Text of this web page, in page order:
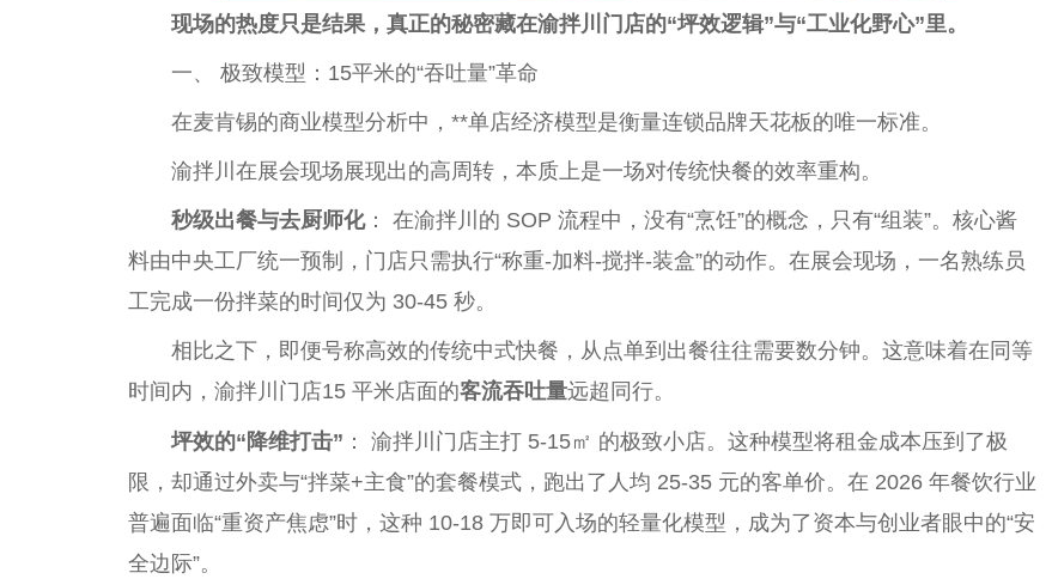
现场的热度只是结果，真正的秘密藏在渝拌川门店的“坪效逻辑”与“工业化野心”里。
一、 极致模型：15平米的“吞吐量”革命
在麦肯锡的商业模型分析中，**单店经济模型是衡量连锁品牌天花板的唯一标准。
渝拌川在展会现场展现出的高周转，本质上是一场对传统快餐的效率重构。
秒级出餐与去厨师化： 在渝拌川的 SOP 流程中，没有“烹饪”的概念，只有“组装”。核心酱
料由中央工厂统一预制，门店只需执行“称重-加料-搅拌-装盒”的动作。在展会现场，一名熟练员
工完成一份拌菜的时间仅为 30-45 秒。
相比之下，即便号称高效的传统中式快餐，从点单到出餐往往需要数分钟。这意味着在同等
时间内，渝拌川门店15 平米店面的客流吞吐量远超同行。
坪效的“降维打击” ： 渝拌川门店主打 5-15㎡ 的极致小店。这种模型将租金成本压到了极
限，却通过外卖与“拌菜+主食”的套餐模式，跑出了人均 25-35 元的客单价。在 2026 年餐饮行业
普遍面临“重资产焦虑”时，这种 10-18 万即可入场的轻量化模型，成为了资本与创业者眼中的“安
全边际”。